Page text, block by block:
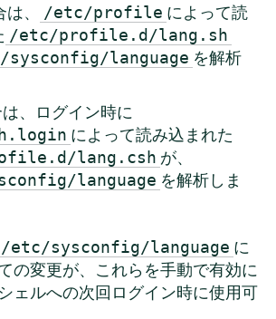
、
/etc/profile によって読
/etc/profile.d/lang.sh
language を解析
、ログイン時に
によって読み込まれた
lang.csh が、
language を解析しま
/etc/sysconfig/language に
の変更が、これらを手動で有効に
ェルへの次回ログイン時に使用可